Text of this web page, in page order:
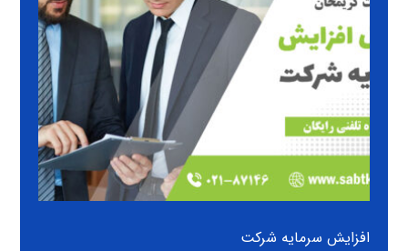
افزایش سرمایه شرکت